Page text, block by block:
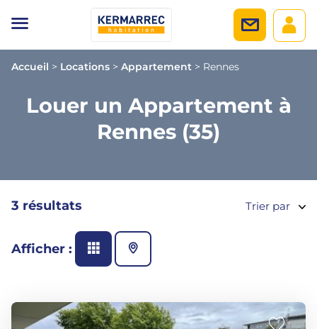
Accueil > Locations > Appartement > Rennes
Louer un Appartement à
Rennes (35)
3 résultats Trier par
Afficher :